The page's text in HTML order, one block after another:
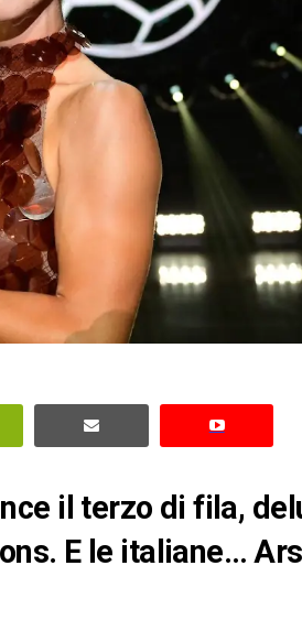
il terzo di fila,
E le italiane…